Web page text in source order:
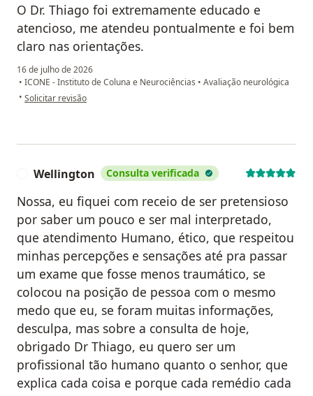
O Dr. Thiago foi extremamente educado e
atencioso, me atendeu pontualmente e foi bem
claro nas orientações.
16 de julho de 2026
• ICONE - Instituto de Coluna e Neurociências • Avaliação neurológica
• na opinião do utilizador Marcione Borges Teixeira
Solicitar revisão
Wellington Consulta verificada
Nossa, eu fiquei com receio de ser pretensioso
por saber um pouco e ser mal interpretado,
que atendimento Humano, ético, que respeitou
minhas percepções e sensações até pra passar
um exame que fosse menos traumático, se
colocou na posição de pessoa com o mesmo
medo que eu, se foram muitas informações,
desculpa, mas sobre a consulta de hoje,
obrigado Dr Thiago, eu quero ser um
profissional tão humano quanto o senhor, que
explica cada coisa e porque cada remédio cada